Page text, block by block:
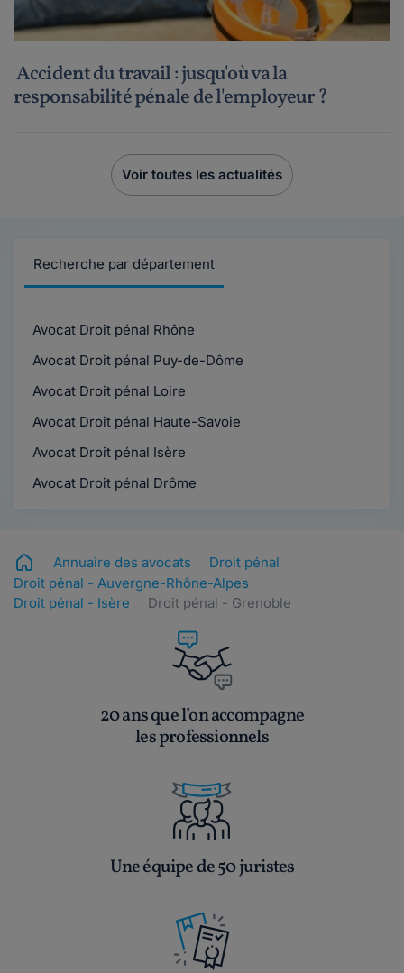
Accident du travail : jusqu'où va la
responsabilité pénale de l'employeur ?
Voir toutes les actualités
Recherche par département
Avocat Droit pénal Rhône
Avocat Droit pénal Puy-de-Dôme
Avocat Droit pénal Loire
Avocat Droit pénal Haute-Savoie
Avocat Droit pénal Isère
Avocat Droit pénal Drôme
Annuaire des avocats
Droit pénal
Droit pénal - Auvergne-Rhône-Alpes
Droit pénal - Isère
Droit pénal - Grenoble
20 ans que l’on accompagne
les professionnels
Une équipe de 50 juristes